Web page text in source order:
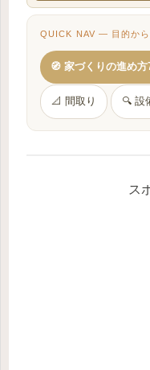
QUICK NAV — 目的か
🧭 家づくりの進め方
📐 間取り 🔍 設
ス